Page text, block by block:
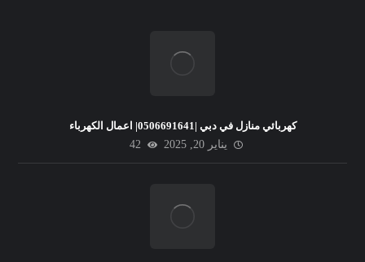
كهربائي منازل في دبي |0506691641| اعمال الكهرباء
يناير 20, 2025
42